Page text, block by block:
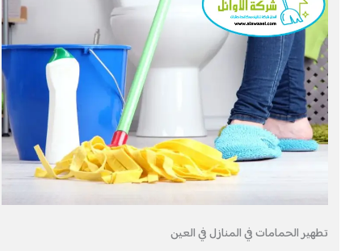
تطهير الحمامات في المنازل في العين